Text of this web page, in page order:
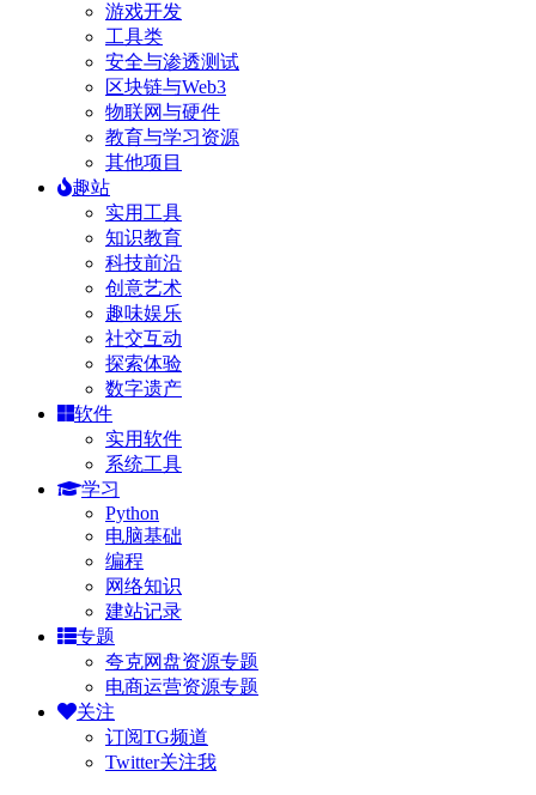
游戏开发
工具类
安全与渗透测试
区块链与Web3
物联网与硬件
教育与学习资源
其他项目
趣站
实用工具
知识教育
科技前沿
创意艺术
趣味娱乐
社交互动
探索体验
数字遗产
软件
实用软件
系统工具
学习
Python
电脑基础
编程
网络知识
建站记录
专题
夸克网盘资源专题
电商运营资源专题
关注
订阅TG频道
Twitter关注我